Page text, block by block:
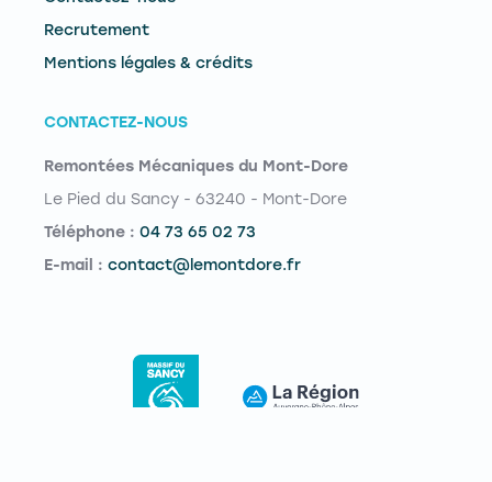
Recrutement
Mentions légales & crédits
CONTACTEZ-NOUS
Remontées Mécaniques du Mont-Dore
Le Pied du Sancy - 63240 - Mont-Dore
Téléphone : 04 73 65 02 73
E-mail : contact@lemontdore.fr